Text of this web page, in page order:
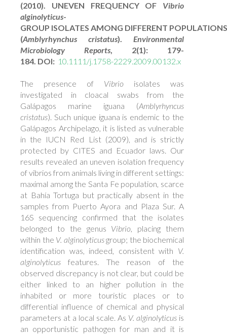
(2010). UNEVEN FREQUENCY OF Vibrio
alginolyticus-
GROUP ISOLATES AMONG DIFFERENT
(Amblyrhynchus cristatus). Environmental
Microbiology Reports, 2(1): 179-
184. DOI: 10.1111/j.1758-2229.2009.00132.x
The presence of Vibrio isolates was
investigated in cloacal swabs from the
Galápagos marine iguana (Amblyrhyncus
cristatus). Such unique iguana is endemic to the
Galápagos Archipelago, it is listed as vulnerable
in the IUCN Red List (2009), and is strictly
protected by CITES and Ecuador laws. Our
results revealed an uneven isolation frequency
of vibrios from animals living in different settings:
maximal among the Santa Fe population, scarce
at Bahía Tortuga but practically absent in the
samples from Puerto Ayora and Plaza Sur. A
16S sequencing confirmed that the isolates
belonged to the genus Vibrio, placing them
within the V. alginolyticusgroup; the biochemical
identification was, indeed, consistent with V.
alginolyticus features. The reason of the
observed discrepancy is not clear, but could be
either linked to an higher pollution in the
inhabited or more touristic places or to
differential influence of chemical and physical
parameters at a local scale. As V. alginolyticus is
an opportunistic pathogen for man and it is